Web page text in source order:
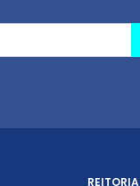
REITORIA